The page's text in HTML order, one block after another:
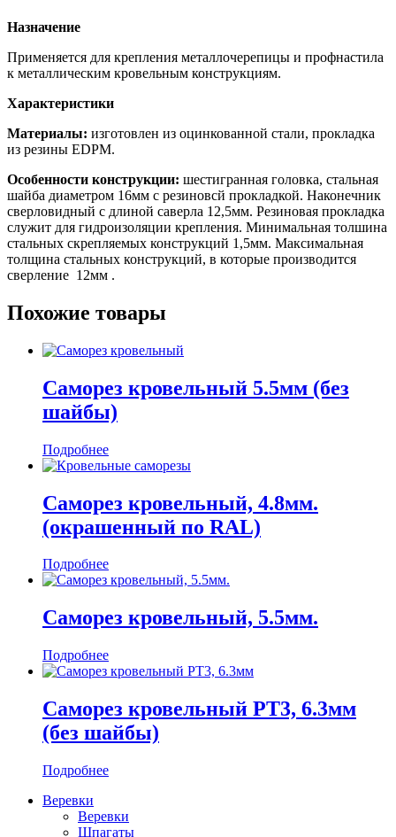
Назначение
Применяется для крепления металлочерепицы и профнастила
к металлическим кровельным конструкциям.
Характеристики
Материалы: изготовлен из оцинкованной стали, прокладка
из резины EDPM.
Особенности конструкции: шестигранная головка, стальная
шайба диаметром 16мм c резиновсй прокладкой. Наконечник
сверловидный с длиной саверла 12,5мм. Резиновая прокладка
служит для гидроизоляции крепления. Минимальная толшина
стальных скрепляемых конструкций 1,5мм. Максимальная
толщина стальных конструкций, в которые производится
сверление 12мм .
Похожие товары
Саморез кровельный 5.5мм (без
шайбы)
Подробнее
Саморез кровельный, 4.8мм.
(окрашенный по RAL)
Подробнее
Саморез кровельный, 5.5мм.
Подробнее
Саморез кровельный РТ3, 6.3мм
(без шайбы)
Подробнее
Веревки
Веревки
Шпагаты